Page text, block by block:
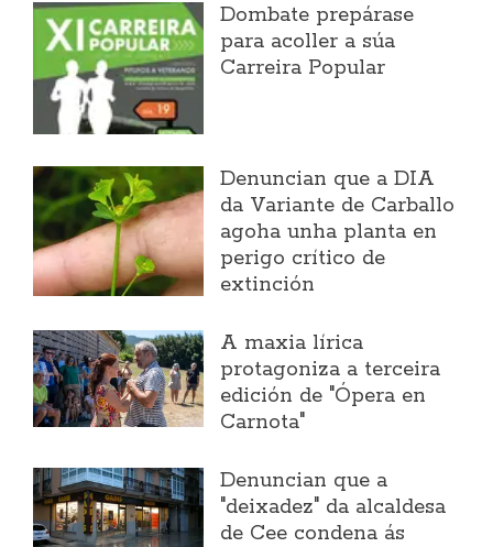
Dombate prepárase
para acoller a súa
Carreira Popular
Denuncian que a DIA
da Variante de Carballo
agoha unha planta en
perigo crítico de
extinción
A maxia lírica
protagoniza a terceira
edición de "Ópera en
Carnota"
Denuncian que a
"deixadez" da alcaldesa
de Cee condena ás